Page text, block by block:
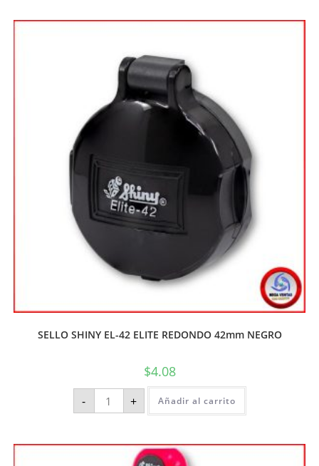
SELLO SHINY EL-42 ELITE REDONDO 42mm NEGRO
$4.08
- + Añadir al carrito